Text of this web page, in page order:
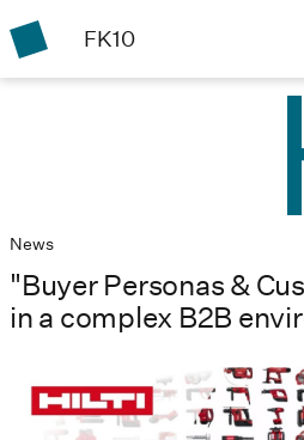
FK10
News
"Buyer Personas &
in a complex B2B